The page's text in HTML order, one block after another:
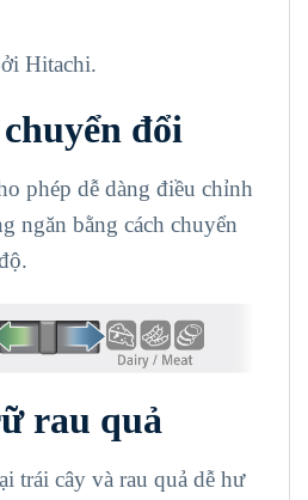
Hitachi.
đổi
phép dễ dàng điều chỉnh
ngăn bằng cách chuyển
rau quả
trái cây và rau quả dễ hư